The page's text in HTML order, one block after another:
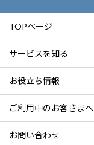
TOPページ
サービスを知る
お役立ち情報
ご利用中のお客さまへ
お問い合わせ